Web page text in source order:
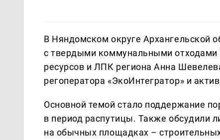
В Няндомском округе Архангельской
с твердыми коммунальными отходами
ресурсов и ЛПК региона Анна
регоператора «ЭкоИнтегратор» и
Основной темой стало поддержание
в период распутицы. Также обсудили
на обычных площадках –